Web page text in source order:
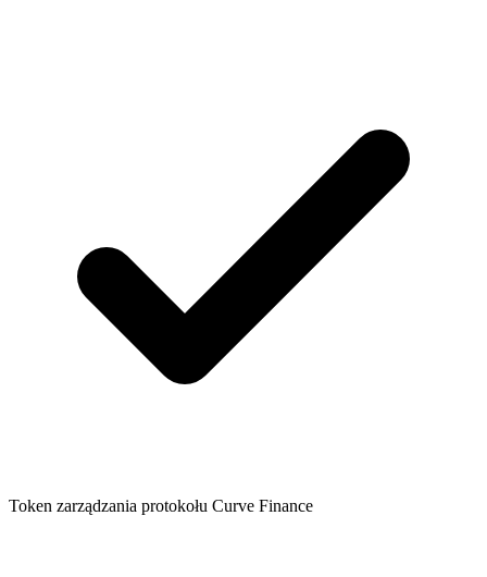
Token zarządzania protokołu Curve Finance